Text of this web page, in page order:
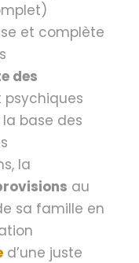
et complète
des
psychiques
base des
la
au
sa famille en
d’une juste